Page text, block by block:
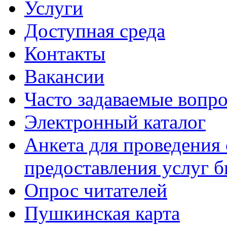
Услуги
Доступная среда
Контакты
Вакансии
Часто задаваемые
Электронный каталог
Анкета для проведения
предоставления услуг
Опрос читателей
Пушкинская карта